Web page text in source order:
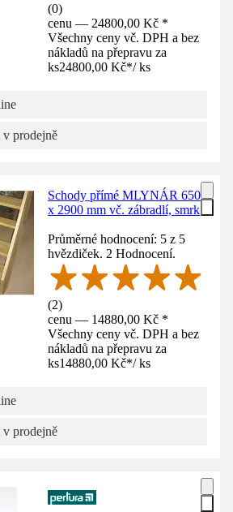
(0)
cenu — 24800,00 Kč *
Všechny ceny vč. DPH a bez
nákladů na přepravu za
ks24800,00 Kč*/ ks
v prodejně
Schody přímé MLYNÁR 650
x 2900 mm vč. zábradlí, smrk
Průměrné hodnocení: 5 z 5
hvězdiček. 2 Hodnocení.
(2)
cenu — 14880,00 Kč *
Všechny ceny vč. DPH a bez
nákladů na přepravu za
ks14880,00 Kč*/ ks
v prodejně